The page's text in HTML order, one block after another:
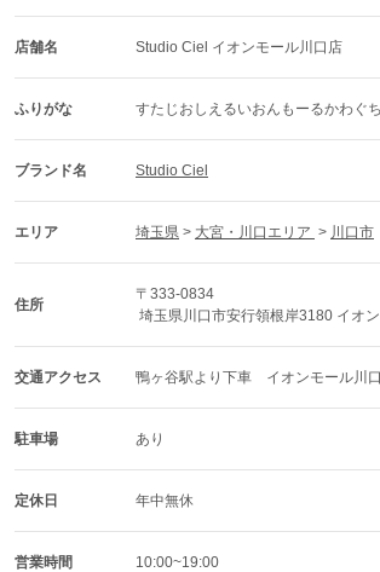
り扱いしております。
お好みのカラーからお探しすること
帯や小物も充実しているので好きなコー
めます。
専属のヘアメイクスタッフがご希望の髪
す。
タッフにお気軽にご相談いただ
スタジオシエルは、手持ちカメラによる
店舗名 Studio Ciel イオンモール川口店
ふりがな すたじおしえるいおんもーるかわぐ
ブランド名 Studio Ciel
エリア 埼玉県 > 大宮・川口エリア > 川口市
住所
〒333-0834
埼玉県川口市安行領根岸3180 イオ
交通アクセス 鴨ヶ谷駅より下車　イオンモール川
駐車場 あり
定休日 年中無休
営業時間 10:00~19:00